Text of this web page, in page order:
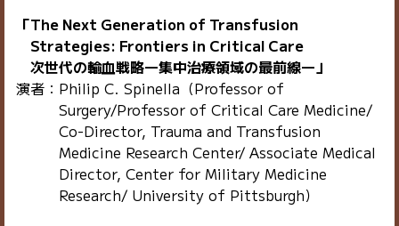
「The Next Generation of Transfusion
Strategies: Frontiers in Critical Care
次世代の輸血戦略―集中治療領域の最前線―」
演者：Philip C. Spinella（Professor of
Surgery/Professor of Critical Care Medicine/
Co-Director, Trauma and Transfusion
Medicine Research Center/ Associate Medical
Director, Center for Military Medicine
Research/ University of Pittsburgh）